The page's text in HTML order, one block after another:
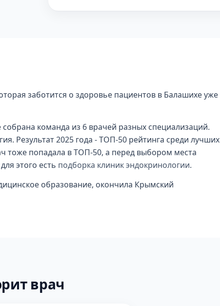
заботится о здоровье пациентов в Балашихе уже
команда из 6 врачей разных специализаций.
Результат 2025 года - ТОП-50 рейтинга среди лучших
тоже попадала в ТОП-50, а перед выбором места
этого есть подборка клиник эндокринологии.
образование, окончила Крымский
врач